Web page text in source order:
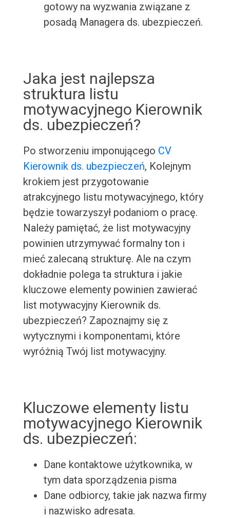
gotowy na wyzwania związane z
posadą Managera ds. ubezpieczeń.
Jaka jest najlepsza
struktura listu
motywacyjnego Kierownik
ds. ubezpieczeń?
Po stworzeniu imponującego CV
Kierownik ds. ubezpieczeń, Kolejnym
krokiem jest przygotowanie
atrakcyjnego listu motywacyjnego, który
będzie towarzyszył podaniom o pracę.
Należy pamiętać, że list motywacyjny
powinien utrzymywać formalny ton i
mieć zalecaną strukturę. Ale na czym
dokładnie polega ta struktura i jakie
kluczowe elementy powinien zawierać
list motywacyjny Kierownik ds.
ubezpieczeń? Zapoznajmy się z
wytycznymi i komponentami, które
wyróżnią Twój list motywacyjny.
Kluczowe elementy listu
motywacyjnego Kierownik
ds. ubezpieczeń:
Dane kontaktowe użytkownika, w
tym data sporządzenia pisma
Dane odbiorcy, takie jak nazwa firmy
i nazwisko adresata.